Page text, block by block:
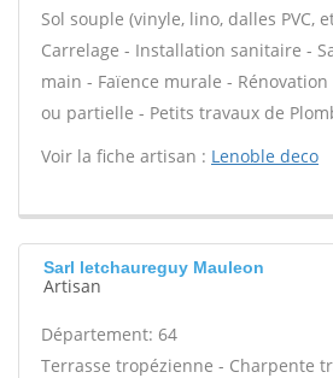
Sol souple (vinyle, lino, dalles PVC,
Carrelage - Installation sanitaire -
main - Faïence murale -
ou partielle - Petits travaux de
Voir la fiche artisan : Lenoble deco
Sarl letchaureguy Mauleon
Artisan
Département: 64
Terrasse tropézienne - Charpente